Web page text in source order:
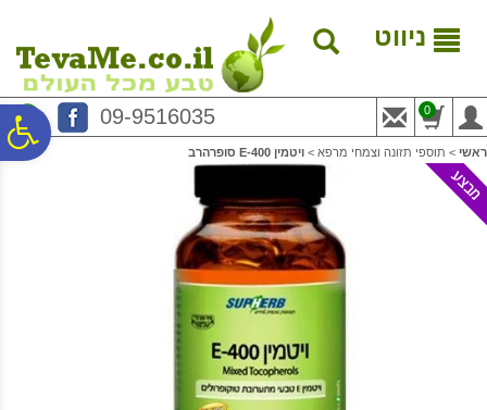
נגישות
המרכזי
ניווט
09-9516035 0
ראשי > תוספי תזונה וצמחי מרפא > ויטמין E-400 סופרהרב